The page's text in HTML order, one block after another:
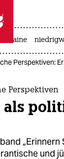
taz zahl ich
taz zahl ich
ukraine
Perspektiven:
Perspektiven
und